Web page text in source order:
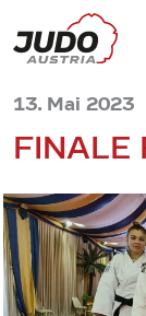
13. Mai 2023
FINALE